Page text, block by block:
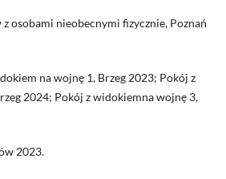
osobami nieobecnymi fizycznie, Poznań
na wojnę 1, Brzeg 2023; Pokój z
2024; Pokój z widokiemna wojnę 3,
2023.